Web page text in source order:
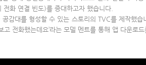
화 연결 빈도)를 증대하고자 했습니다.
감대를 형성할 수 있는 스토리의 TVC를 제작했
전화했는데요’라는 모델 멘트를 통해 앱 다운로